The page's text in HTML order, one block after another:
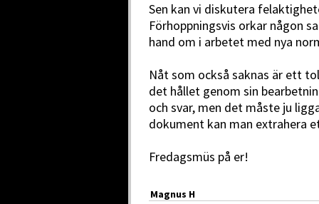
Sen kan vi diskutera
Förhoppningsvis orkar någon
hand om i arbetet med nya
Nåt som också saknas är ett
det hållet genom sin
och svar, men det måste ju
dokument kan man extrahera
Fredagsmüs på er!
Magnus H